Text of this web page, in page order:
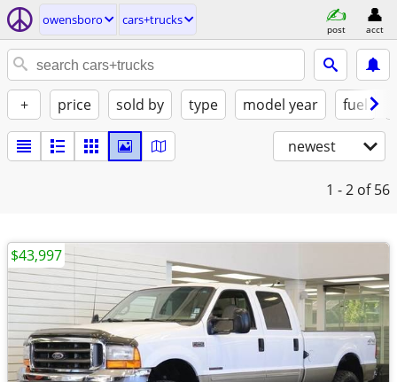
owensboro cars+trucks
post acct
+ price sold by type model year fuel
newest
1 - 2 of 56
$43,997